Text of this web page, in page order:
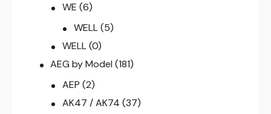
WE (6)
WELL (5)
WELL (0)
AEG by Model (181)
AEP (2)
AK47 / AK74 (37)